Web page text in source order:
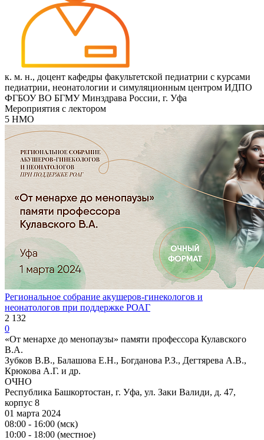
к. м. н., доцент кафедры факультетской педиатрии с курсами
педиатрии, неонатологии и симуляционным центром ИДПО
ФГБОУ ВО БГМУ Минздрава России, г. Уфа
Мероприятия с лектором
5 НМО
Региональное собрание акушеров-гинекологов и
неонатологов при поддержке РОАГ
2 132
0
«От менархе до менопаузы» памяти профессора Кулавского
В.А.
Зубков В.В., Балашова Е.Н., Богданова Р.З., Дегтярева А.В.,
Крюкова А.Г. и др.
ОЧНО
Республика Башкортостан, г. Уфа, ул. Заки Валиди, д. 47,
корпус 8
01 марта 2024
08:00 - 16:00 (мск)
10:00 - 18:00 (местное)